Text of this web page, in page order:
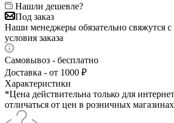
Нашли дешевле?
Под заказ
Наши менеджеры обязательно свяжутся
условия заказа
Самовывоз - бесплатно
Доставка - от 1000 ₽
Характеристики
*Цена действительна только для
отличаться от цен в розничных магазинах